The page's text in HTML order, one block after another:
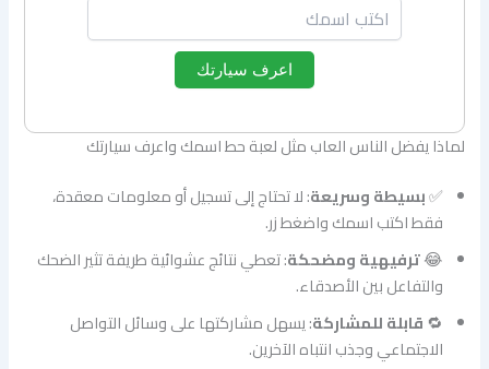
اعرف سيارتك
لماذا يفضل الناس العاب مثل لعبة حط اسمك واعرف سيارتك
✅بسيطة وسريعة: لا تحتاج إلى تسجيل أو معلومات معقدة،
فقط اكتب اسمك واضغط زر.
😂ترفيهية ومضحكة: تعطي نتائج عشوائية طريفة تثير الضحك
والتفاعل بين الأصدقاء.
🔁 قابلة للمشاركة: يسهل مشاركتها على وسائل التواصل
الاجتماعي وجذب انتباه الآخرين.